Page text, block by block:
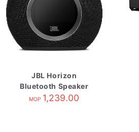
JBL Horizon
Bluetooth Speaker
Black
MOP 1,239.00